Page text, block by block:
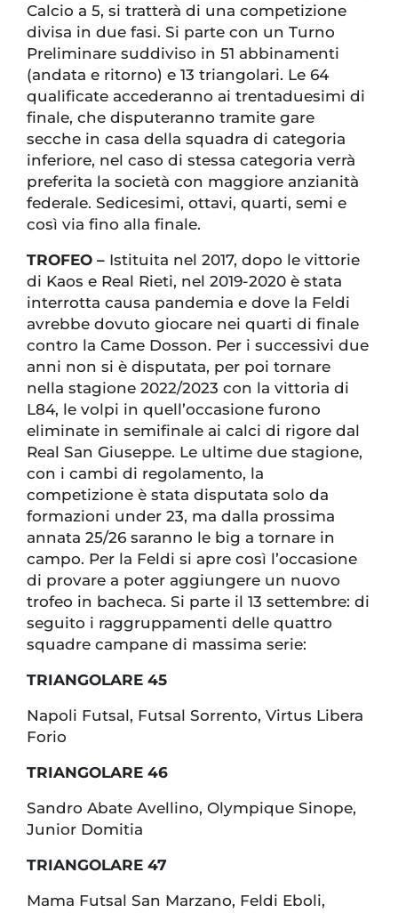
Calcio a 5, si tratterà di una competizione
divisa in due fasi. Si parte con un Turno
Preliminare suddiviso in 51 abbinamenti
(andata e ritorno) e 13 triangolari. Le 64
qualificate accederanno ai trentaduesimi di
finale, che disputeranno tramite gare
secche in casa della squadra di categoria
inferiore, nel caso di stessa categoria verrà
preferita la società con maggiore anzianità
federale. Sedicesimi, ottavi, quarti, semi e
così via fino alla finale.
TROFEO – Istituita nel 2017, dopo le vittorie
di Kaos e Real Rieti, nel 2019-2020 è stata
interrotta causa pandemia e dove la Feldi
avrebbe dovuto giocare nei quarti di finale
contro la Came Dosson. Per i successivi due
anni non si è disputata, per poi tornare
nella stagione 2022/2023 con la vittoria di
L84, le volpi in quell’occasione furono
eliminate in semifinale ai calci di rigore dal
Real San Giuseppe. Le ultime due stagione,
con i cambi di regolamento, la
competizione è stata disputata solo da
formazioni under 23, ma dalla prossima
annata 25/26 saranno le big a tornare in
campo. Per la Feldi si apre così l’occasione
di provare a poter aggiungere un nuovo
trofeo in bacheca. Si parte il 13 settembre: di
seguito i raggruppamenti delle quattro
squadre campane di massima serie:
TRIANGOLARE 45
Napoli Futsal, Futsal Sorrento, Virtus Libera
Forio
TRIANGOLARE 46
Sandro Abate Avellino, Olympique Sinope,
Junior Domitia
TRIANGOLARE 47
Mama Futsal San Marzano, Feldi Eboli,